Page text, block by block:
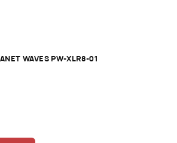
WAVES PW-XLR8-01